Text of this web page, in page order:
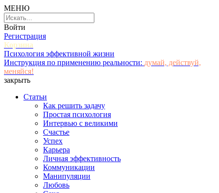
МЕНЮ
Войти
Регистрация
Корзина
Психология эффективной жизни
Инструкция по применению реальности: думай, действуй,
меняйся!
закрыть
Статьи
Как решить задачу
Простая психология
Интервью с великими
Счастье
Успех
Карьера
Личная эффективность
Коммуникации
Манипуляции
Любовь